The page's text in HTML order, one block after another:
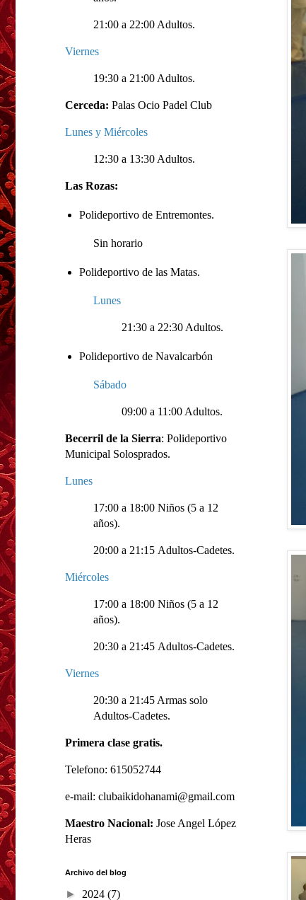
21:00 a 22:00 Adultos.
Viernes
19:30 a 21:00 Adultos.
Cerceda: Palas Ocio Padel Club
Lunes y Miércoles
12:30 a 13:30 Adultos.
Las Rozas:
Polideportivo de Entremontes.
Sin horario
Polideportivo de las Matas.
Lunes
21:30 a 22:30 Adultos.
Polideportivo de Navalcarbón
Sábado
09:00 a 11:00 Adultos.
Becerril de la Sierra: Polideportivo
Municipal Solosprados.
Lunes
17:00 a 18:00 Niños (5 a 12
años).
20:00 a 21:15 Adultos-Cadetes.
Miércoles
17:00 a 18:00 Niños (5 a 12
años).
20:30 a 21:45 Adultos-Cadetes.
Viernes
20:30 a 21:45 Armas solo
Adultos-Cadetes.
Primera clase gratis.
Telefono: 615052744
e-mail: clubaikidohanami@gmail.com
Maestro Nacional: Jose Angel López
Heras
Archivo del blog
► 2024 (7)